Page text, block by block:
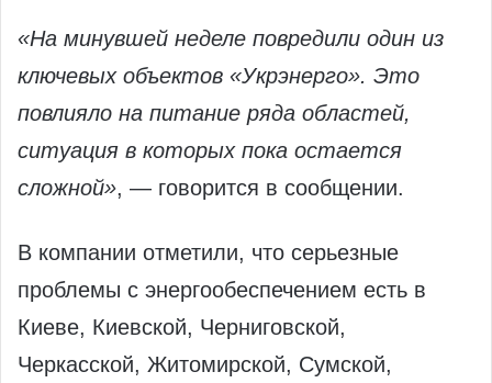
«На минувшей неделе повредили один из
ключевых объектов «Укрэнерго». Это
повлияло на питание ряда областей,
ситуация в которых пока остается
сложной», — говорится в сообщении.
В компании отметили, что серьезные
проблемы с энергообеспечением есть в
Киеве, Киевской, Черниговской,
Черкасской, Житомирской, Сумской,